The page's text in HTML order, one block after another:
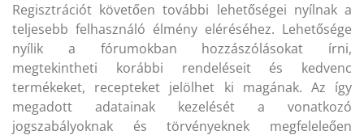
Regisztrációt követően további lehetőségei nyílnak a
teljesebb felhasználó élmény eléréséhez. Lehetősége
nyílik a fórumokban hozzászólásokat írni,
megtekintheti korábbi rendeléseit és kedvenc
termékeket, recepteket jelölhet ki magának. Az így
megadott adatainak kezelését a vonatkozó
jogszabályoknak és törvényeknek megfeleleően